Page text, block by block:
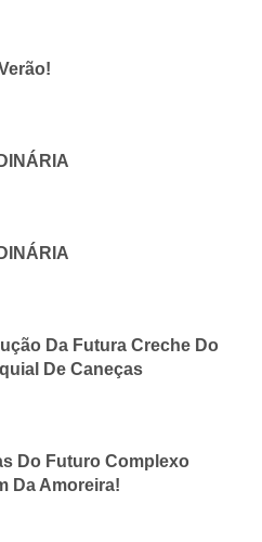
Da Futura Creche Do
De Caneças
Do Futuro Complexo
Da Amoreira!